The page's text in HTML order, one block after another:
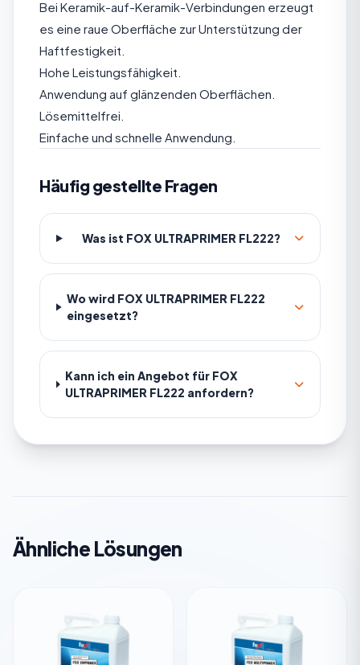
Bei Keramik-auf-Keramik-Verbindungen erzeugt
es eine raue Oberfläche zur Unterstützung der
Haftfestigkeit.
Hohe Leistungsfähigkeit.
Anwendung auf glänzenden Oberflächen.
Lösemittelfrei.
Einfache und schnelle Anwendung.
Häufig gestellte Fragen
Was ist FOX ULTRAPRIMER FL222?
Wo wird FOX ULTRAPRIMER FL222
eingesetzt?
Kann ich ein Angebot für FOX
ULTRAPRIMER FL222 anfordern?
Ähnliche Lösungen